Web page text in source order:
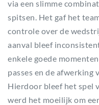
via een slimme
spitsen. Het gaf het
controle over de
aanval bleef
enkele goede
passes en de afwerking
Hierdoor bleef het spel
werd het moeilijk om